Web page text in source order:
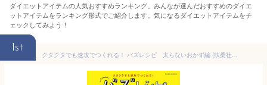
ダイエットアイテムの人気おすすめランキング。みんなが選んだおすすめのダイエ
ットアイテムをランキング形式でご紹介します。気になるダイエットアイテムをチ
ェックしてみよう！
1st
クタクタでも速攻でつくれる！ バズレシピ 太らないおかず編 (扶桑社ムック)